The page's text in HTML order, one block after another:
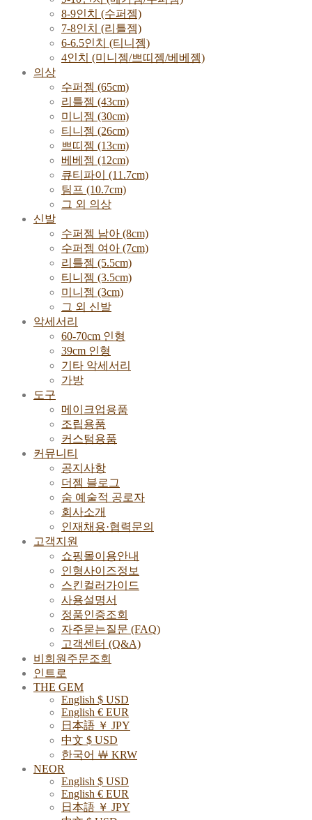
8-9인치 (수퍼젬)
7-8인치 (리틀젬)
6-6.5인치 (티니젬)
4인치 (미니젬/쁘띠젬/베베젬)
의상
수퍼젬 (65cm)
리틀젬 (43cm)
미니젬 (30cm)
티니젬 (26cm)
쁘띠젬 (13cm)
베베젬 (12cm)
큐티파이 (11.7cm)
팀프 (10.7cm)
그 외 의상
신발
수퍼젬 남아 (8cm)
수퍼젬 여아 (7cm)
리틀젬 (5.5cm)
티니젬 (3.5cm)
미니젬 (3cm)
그 외 신발
악세서리
60-70cm 인형
39cm 인형
기타 악세서리
가방
도구
메이크업용품
조립용품
커스텀용품
커뮤니티
공지사항
더젬 블로그
숨 예술적 공로자
회사소개
인재채용·협력문의
고객지원
쇼핑몰이용안내
인형사이즈정보
스킨컬러가이드
사용설명서
정품인증조회
자주묻는질문 (FAQ)
고객센터 (Q&A)
비회원주문조회
인트로
THE GEM
English $ USD
English € EUR
日本語 ￥ JPY
中文 $ USD
한국어 ￦ KRW
NEOR
English $ USD
English € EUR
日本語 ￥ JPY